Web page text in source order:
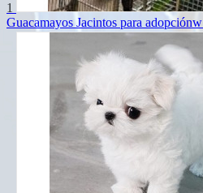
1
Guacamayos Jacintos para adopciónw